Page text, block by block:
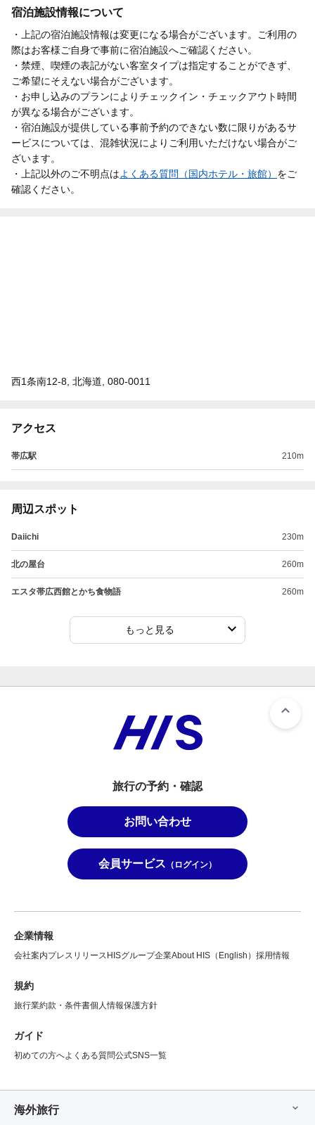
宿泊施設情報について
・上記の宿泊施設情報は変更になる場合がございます。ご利用の
際はお客様ご自身で事前に宿泊施設へご確認ください。
・禁煙、喫煙の表記がない客室タイプは指定することができず、
ご希望にそえない場合がございます。
・お申し込みのプランによりチェックイン・チェックアウト時間
が異なる場合がございます。
・宿泊施設が提供している事前予約のできない数に限りがあるサ
ービスについては、混雑状況によりご利用いただけない場合がご
ざいます。
・上記以外のご不明点はよくある質問（国内ホテル・旅館） をご
確認ください。
西1条南12-8, 北海道, 080-0011
アクセス
帯広駅 210m
周辺スポット
Daiichi 230m
北の屋台 260m
エスタ帯広西館とかち食物語 260m
もっと見る
旅行の予約・確認
お問い合わせ
会員サービス （ログイン）
企業情報
会社案内プレスリリース HISグループ企業About HIS（English） 採用情報
規約
旅行業約款・条件書個人情報保護方針
ガイド
初めての方へよくある質問公式SNS一覧
海外旅行